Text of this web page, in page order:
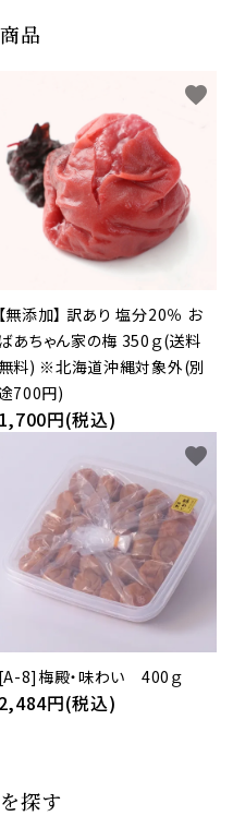
品
【無添加】 訳あり 塩分20％ お
ばあちゃん家の梅 350ｇ(送料
無料) ※北海道沖縄対象外(別
700円)
1,700円(税込)
favorite
[A-8]梅殿・味わい 400ｇ
2,484円(税込)
favorite
探す